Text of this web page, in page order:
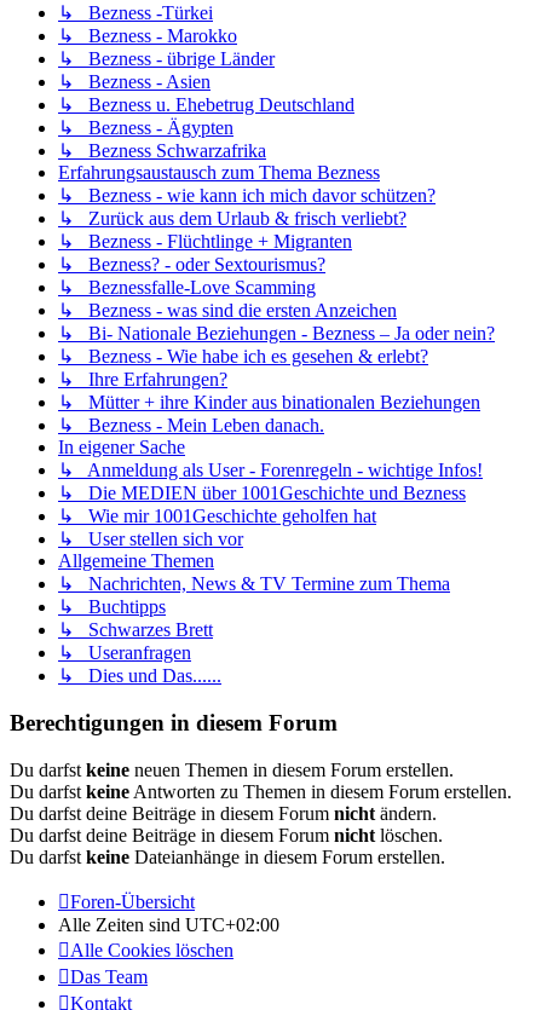
↳ Bezness -Türkei
↳ Bezness - Marokko
↳ Bezness - übrige Länder
↳ Bezness - Asien
↳ Bezness u. Ehebetrug Deutschland
↳ Bezness - Ägypten
↳ Bezness Schwarzafrika
Erfahrungsaustausch zum Thema Bezness
↳ Bezness - wie kann ich mich davor schützen?
↳ Zurück aus dem Urlaub & frisch verliebt?
↳ Bezness - Flüchtlinge + Migranten
↳ Bezness? - oder Sextourismus?
↳ Beznessfalle-Love Scamming
↳ Bezness - was sind die ersten Anzeichen
↳ Bi- Nationale Beziehungen - Bezness – Ja oder nein?
↳ Bezness - Wie habe ich es gesehen & erlebt?
↳ Ihre Erfahrungen?
↳ Mütter + ihre Kinder aus binationalen Beziehungen
↳ Bezness - Mein Leben danach.
In eigener Sache
↳ Anmeldung als User - Forenregeln - wichtige Infos!
↳ Die MEDIEN über 1001Geschichte und Bezness
↳ Wie mir 1001Geschichte geholfen hat
↳ User stellen sich vor
Allgemeine Themen
↳ Nachrichten, News & TV Termine zum Thema
↳ Buchtipps
↳ Schwarzes Brett
↳ Useranfragen
↳ Dies und Das......
Berechtigungen in diesem Forum
Du darfst keine neuen Themen in diesem Forum erstellen.
Du darfst keine Antworten zu Themen in diesem Forum erstellen.
Du darfst deine Beiträge in diesem Forum nicht ändern.
Du darfst deine Beiträge in diesem Forum nicht löschen.
Du darfst keine Dateianhänge in diesem Forum erstellen.
Foren-Übersicht
Alle Zeiten sind UTC+02:00
Alle Cookies löschen
Das Team
Kontakt